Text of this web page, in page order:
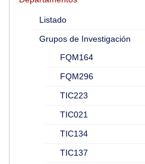
Listado
Grupos de Investigación
FQM164
FQM296
TIC223
TIC021
TIC134
TIC137